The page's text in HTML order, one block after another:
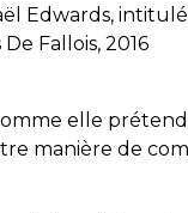
Edwards, intitulé
Fallois, 2016
elle
manière de